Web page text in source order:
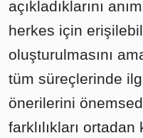
açıkladıklarını
herkes için
oluşturulmasını
tüm süreçlerinde
önerilerini
farklılıkları ortadan